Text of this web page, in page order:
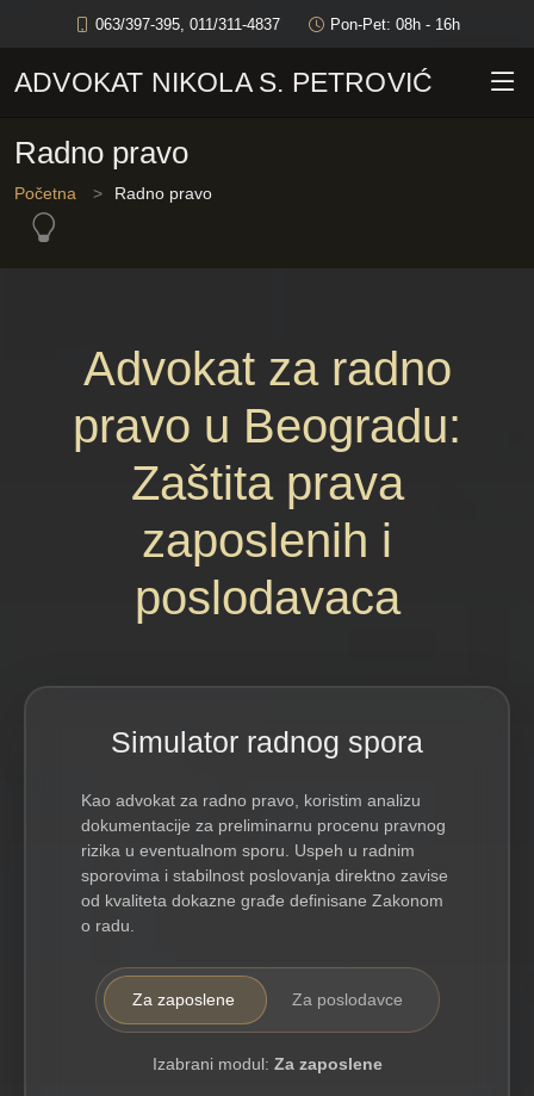
063/397-395, 011/311-4837 Pon-Pet: 08h - 16h
ADVOKAT NIKOLA S. PETROVIĆ
Radno pravo
Početna Radno pravo
Advokat za radno
pravo u Beogradu:
Zaštita prava
zaposlenih i
poslodavaca
Simulator radnog spora
Kao advokat za radno pravo , koristim analizu
dokumentacije za preliminarnu procenu pravnog
rizika u eventualnom sporu. Uspeh u radnim
sporovima i stabilnost poslovanja direktno zavise
od kvaliteta dokazne građe definisane Zakonom
o radu.
Za zaposlene Za poslodavce
Izabrani modul: Za zaposlene